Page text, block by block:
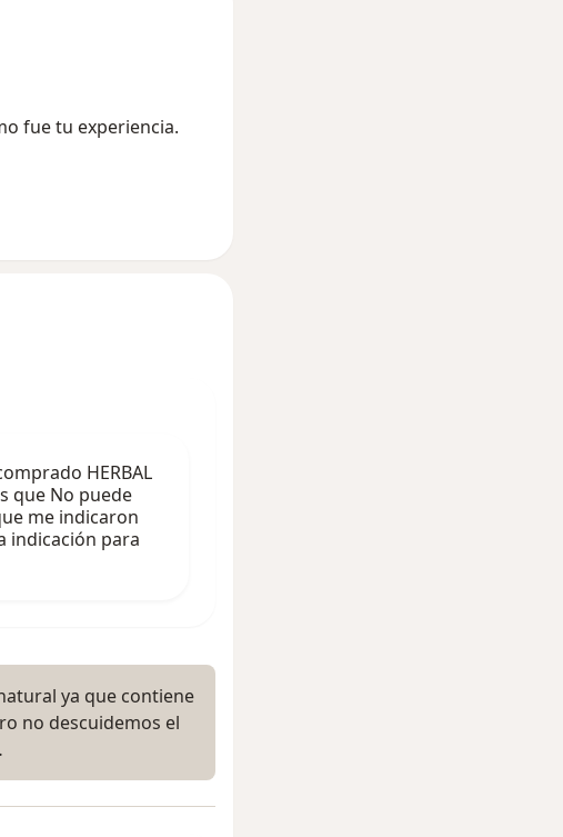
fue tu experiencia.
HERBAL
que No puede
me indicaron
indicación para
ya que contiene
no descuidemos el